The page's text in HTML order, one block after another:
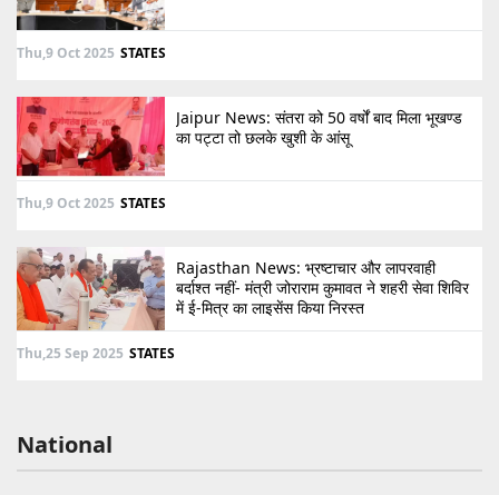
Thu,9 Oct 2025 STATES
Jaipur News: संतरा को 50 वर्षों बाद मिला भूखण्ड
का पट्टा तो छलके खुशी के आंसू
Thu,9 Oct 2025 STATES
Rajasthan News: भ्रष्टाचार और लापरवाही
बर्दाश्त नहीं- मंत्री जोराराम कुमावत ने शहरी सेवा शिविर
में ई-मित्र का लाइसेंस किया निरस्त
Thu,25 Sep 2025 STATES
National